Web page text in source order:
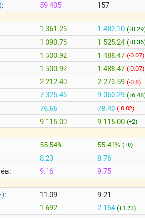
:
:
59 405
1 361.26
1 390.76
1 500.92
1 500.92
2 212.40
7 325.46
76.65
9 115.00
55.54%
8.23
9.16
11.09
1 692
157
1 482.10
1 525.24
1 488.47 (-0.07)
1 488.47 (-0.07)
2 273.59 (-0.8)
9 060.29
78.40 (-0.02)
9 115.00 (+2)
55.41% (+0)
8.76
9.75
9.21
2 154 (+1.23)